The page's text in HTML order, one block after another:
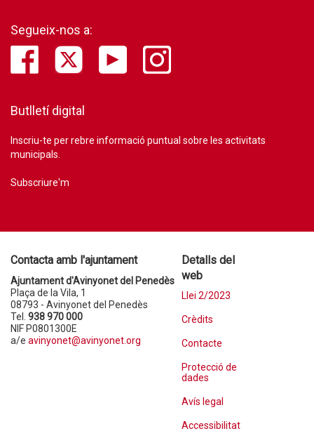
Segueix-nos a:
Butlletí digital
Inscriu-te per rebre informació puntual sobre les activitats
municipals.
Subscriure'm
Contacta amb l'ajuntament
Ajuntament d'Avinyonet del Penedès
Plaça de la Vila, 1
08793 - Avinyonet del Penedès
Tel. 938 970 000
NIF P0801300E
a/e avinyonet@avinyonet.org
Detalls del
web
Llei 2/2023
Crèdits
Contacte
Protecció de
dades
Avís legal
Accessibilitat